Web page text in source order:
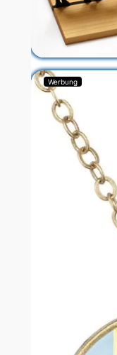
Werbung